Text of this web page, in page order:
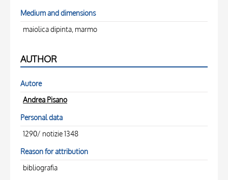
Medium and dimensions
maiolica dipinta, marmo
AUTHOR
Autore
Andrea Pisano
Personal data
1290/ notizie 1348
Reason for attribution
bibliografia